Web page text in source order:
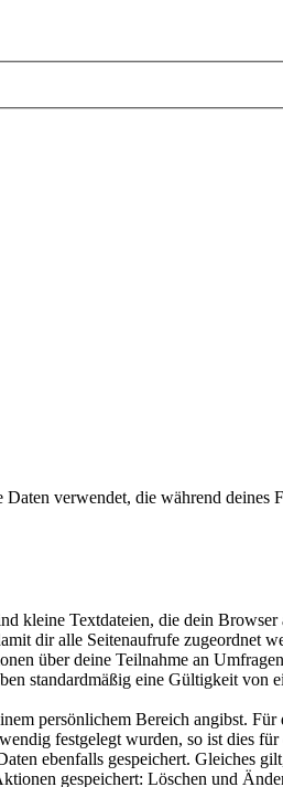
verwendet, die während deines
kleine Textdateien, die dein
dir alle Seitenaufrufe zugeordnet
über deine Teilnahme an
standardmäßig eine Gültigkeit
persönlichem Bereich angibst.
festgelegt wurden, so ist dies
ebenfalls gespeichert. Gleiches
gespeichert: Löschen und